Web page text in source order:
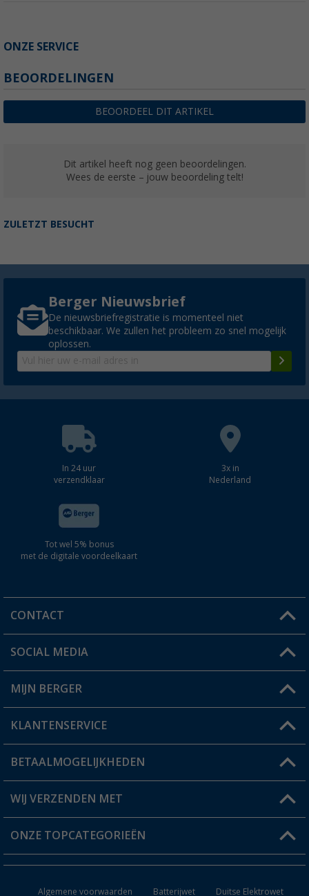
ONZE SERVICE
BEOORDELINGEN
BEOORDEEL DIT ARTIKEL
Dit artikel heeft nog geen beoordelingen.
Wees de eerste – jouw beoordeling telt!
ZULETZT BESUCHT
Berger Nieuwsbrief
De nieuwsbriefregistratie is momenteel niet
beschikbaar. We zullen het probleem zo snel mogelijk
oplossen.
In 24 uur
verzendklaar
3x in
Nederland
Tot wel 5% bonus
met de digitale voordeelkaart
CONTACT
Een vraag?
Winkel vinden
SOCIAL MEDIA
MIJN BERGER
Mijn account
Status bestelling
Verlanglijstje
KLANTENSERVICE
FAQ & Contact
Verzendinformatie
Catalogus
BETAALMOGELIJKHEDEN
WIJ VERZENDEN MET
ONZE TOPCATEGORIEËN
Algemene voorwaarden Batterijwet Duitse Elektrowet